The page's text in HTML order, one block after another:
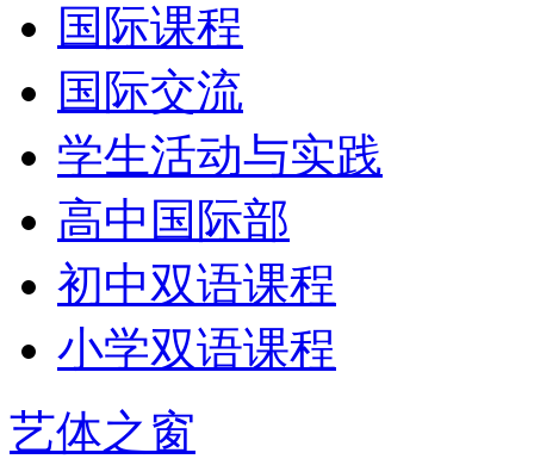
国际课程
国际交流
学生活动与实践
高中国际部
初中双语课程
小学双语课程
艺体之窗